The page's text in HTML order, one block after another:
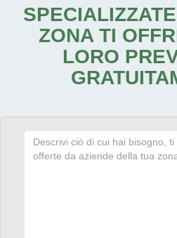
ZONA TI
LORO